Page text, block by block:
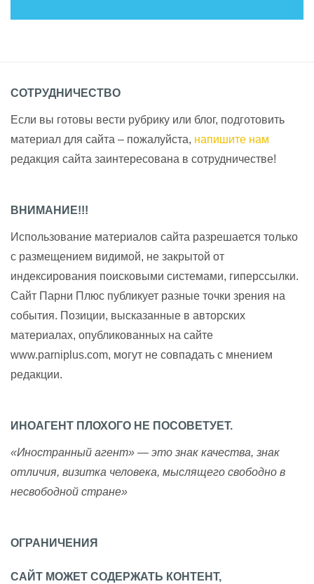
СОТРУДНИЧЕСТВО
Если вы готовы вести рубрику или блог, подготовить
материал для сайта – пожалуйста, напишите нам
редакция сайта заинтересована в сотрудничестве!
ВНИМАНИЕ!!!
Использование материалов сайта разрешается только
с размещением видимой, не закрытой от
индексирования поисковыми системами, гиперссылки.
Сайт Парни Плюс публикует разные точки зрения на
события. Позиции, высказанные в авторских
материалах, опубликованных на сайте
www.parniplus.com, могут не совпадать с мнением
редакции.
ИНОАГЕНТ ПЛОХОГО НЕ ПОСОВЕТУЕТ.
«Иностранный агент» — это знак качества, знак
отличия, визитка человека, мыслящего свободно в
несвободной стране»
ОГРАНИЧЕНИЯ
САЙТ МОЖЕТ СОДЕРЖАТЬ КОНТЕНТ,